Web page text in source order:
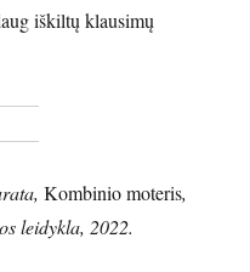
iškiltų klausimų
Kombinio moteris,
leidykla, 2022.